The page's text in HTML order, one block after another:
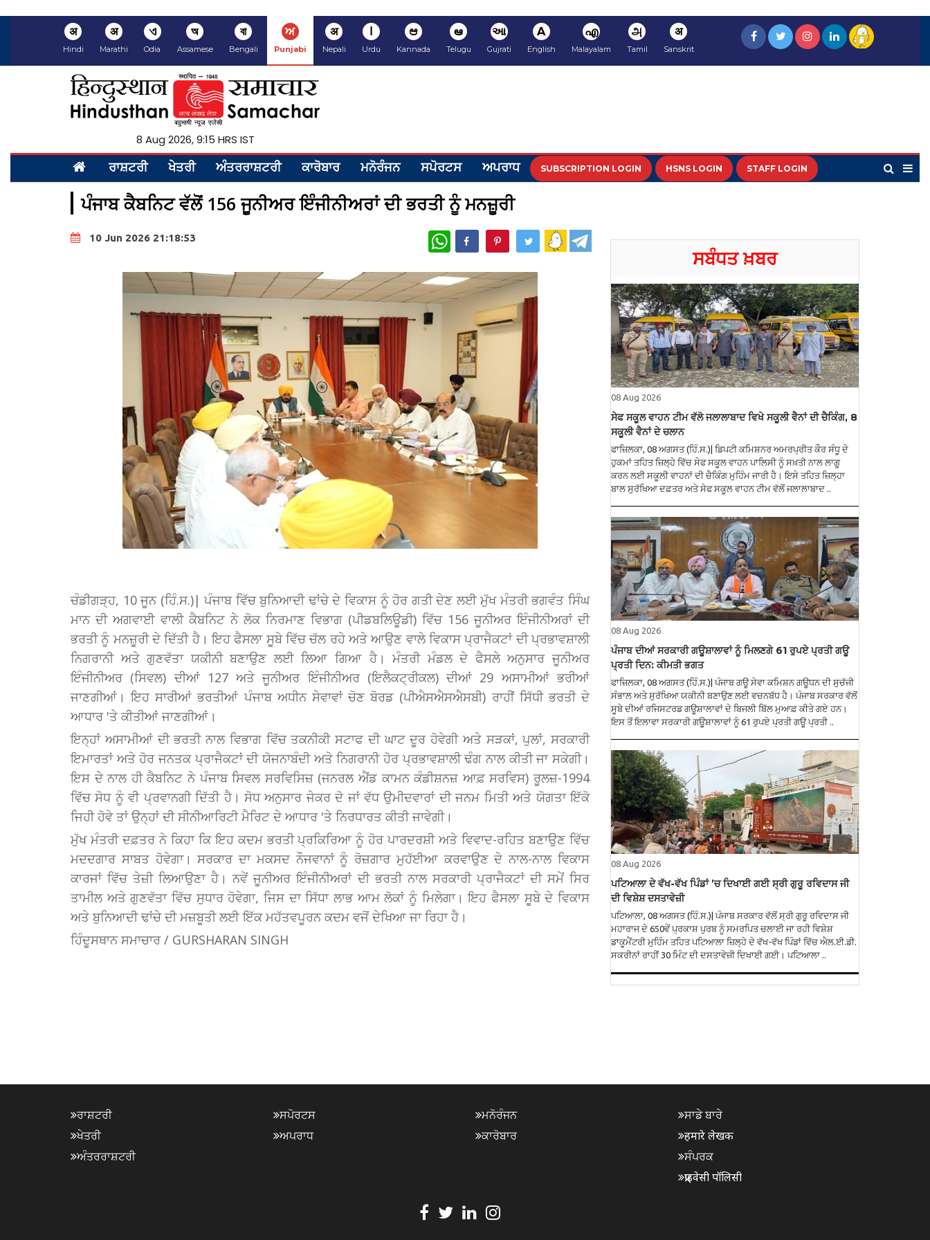
अ
Hindi
अ
Marathi
ଏ
Odia
অ
Assamese
বা
Bengali
ਅ
Punjabi
अ
Nepali
ا
Urdu
ಆ
Kannada
ఆ
Telugu
આ
Gujrati
A
English
എ
Malayalam
அ
Tamil
अ
Sanskrit
8 Aug 2026, 9:15 HRS IST
ਰਾਸ਼ਟਰੀ ਖੇਤਰੀ ਅੰਤਰਰਾਸ਼ਟਰੀ ਕਾਰੋਬਾਰ ਮਨੋਰੰਜਨ ਸਪੋਰਟਸ ਅਪਰਾਧ SUBSCRIPTION LOGIN HSNS LOGIN STAFF LOGIN
ਪੰਜਾਬ ਕੈਬਨਿਟ ਵੱਲੋਂ 156 ਜੂਨੀਅਰ ਇੰਜੀਨੀਅਰਾਂ ਦੀ ਭਰਤੀ ਨੂੰ ਮਨਜ਼ੂਰੀ
10 Jun 2026 21:18:53 WhatsApp
ਚੰਡੀਗੜ੍ਹ, 10 ਜੂਨ (ਹਿੰ.ਸ.)| ਪੰਜਾਬ ਵਿੱਚ ਬੁਨਿਆਦੀ ਢਾਂਚੇ ਦੇ ਵਿਕਾਸ ਨੂੰ ਹੋਰ ਗਤੀ ਦੇਣ ਲਈ ਮੁੱਖ ਮੰਤਰੀ ਭਗਵੰਤ ਸਿੰਘ
ਮਾਨ ਦੀ ਅਗਵਾਈ ਵਾਲੀ ਕੈਬਨਿਟ ਨੇ ਲੋਕ ਨਿਰਮਾਣ ਵਿਭਾਗ (ਪੀਡਬਲਿਊਡੀ) ਵਿੱਚ 156 ਜੂਨੀਅਰ ਇੰਜੀਨੀਅਰਾਂ ਦੀ
ਭਰਤੀ ਨੂੰ ਮਨਜ਼ੂਰੀ ਦੇ ਦਿੱਤੀ ਹੈ। ਇਹ ਫੈਸਲਾ ਸੂਬੇ ਵਿੱਚ ਚੱਲ ਰਹੇ ਅਤੇ ਆਉਣ ਵਾਲੇ ਵਿਕਾਸ ਪ੍ਰਾਜੈਕਟਾਂ ਦੀ ਪ੍ਰਭਾਵਸ਼ਾਲੀ
ਨਿਗਰਾਨੀ ਅਤੇ ਗੁਣਵੱਤਾ ਯਕੀਨੀ ਬਣਾਉਣ ਲਈ ਲਿਆ ਗਿਆ ਹੈ। ਮੰਤਰੀ ਮੰਡਲ ਦੇ ਫੈਸਲੇ ਅਨੁਸਾਰ ਜੂਨੀਅਰ
ਇੰਜੀਨੀਅਰ (ਸਿਵਲ) ਦੀਆਂ 127 ਅਤੇ ਜੂਨੀਅਰ ਇੰਜੀਨੀਅਰ (ਇਲੈਕਟ੍ਰੀਕਲ) ਦੀਆਂ 29 ਅਸਾਮੀਆਂ ਭਰੀਆਂ
ਜਾਣਗੀਆਂ। ਇਹ ਸਾਰੀਆਂ ਭਰਤੀਆਂ ਪੰਜਾਬ ਅਧੀਨ ਸੇਵਾਵਾਂ ਚੋਣ ਬੋਰਡ (ਪੀਐਸਐਸਐਸਬੀ) ਰਾਹੀਂ ਸਿੱਧੀ ਭਰਤੀ ਦੇ
ਆਧਾਰ 'ਤੇ ਕੀਤੀਆਂ ਜਾਣਗੀਆਂ।
ਇਨ੍ਹਾਂ ਅਸਾਮੀਆਂ ਦੀ ਭਰਤੀ ਨਾਲ ਵਿਭਾਗ ਵਿੱਚ ਤਕਨੀਕੀ ਸਟਾਫ ਦੀ ਘਾਟ ਦੂਰ ਹੋਵੇਗੀ ਅਤੇ ਸੜਕਾਂ, ਪੁਲਾਂ, ਸਰਕਾਰੀ
ਇਮਾਰਤਾਂ ਅਤੇ ਹੋਰ ਜਨਤਕ ਪ੍ਰਾਜੈਕਟਾਂ ਦੀ ਯੋਜਨਾਬੰਦੀ ਅਤੇ ਨਿਗਰਾਨੀ ਹੋਰ ਪ੍ਰਭਾਵਸ਼ਾਲੀ ਢੰਗ ਨਾਲ ਕੀਤੀ ਜਾ ਸਕੇਗੀ।
ਇਸ ਦੇ ਨਾਲ ਹੀ ਕੈਬਨਿਟ ਨੇ ਪੰਜਾਬ ਸਿਵਲ ਸਰਵਿਸਿਜ਼ (ਜਨਰਲ ਐਂਡ ਕਾਮਨ ਕੰਡੀਸ਼ਨਜ਼ ਆਫ਼ ਸਰਵਿਸ) ਰੂਲਜ਼-1994
ਵਿੱਚ ਸੋਧ ਨੂੰ ਵੀ ਪ੍ਰਵਾਨਗੀ ਦਿੱਤੀ ਹੈ। ਸੋਧ ਅਨੁਸਾਰ ਜੇਕਰ ਦੋ ਜਾਂ ਵੱਧ ਉਮੀਦਵਾਰਾਂ ਦੀ ਜਨਮ ਮਿਤੀ ਅਤੇ ਯੋਗਤਾ ਇੱਕੋ
ਜਿਹੀ ਹੋਵੇ ਤਾਂ ਉਨ੍ਹਾਂ ਦੀ ਸੀਨੀਆਰਿਟੀ ਮੈਰਿਟ ਦੇ ਆਧਾਰ 'ਤੇ ਨਿਰਧਾਰਤ ਕੀਤੀ ਜਾਵੇਗੀ।
ਮੁੱਖ ਮੰਤਰੀ ਦਫ਼ਤਰ ਨੇ ਕਿਹਾ ਕਿ ਇਹ ਕਦਮ ਭਰਤੀ ਪ੍ਰਕਿਰਿਆ ਨੂੰ ਹੋਰ ਪਾਰਦਰਸ਼ੀ ਅਤੇ ਵਿਵਾਦ-ਰਹਿਤ ਬਣਾਉਣ ਵਿੱਚ
ਮਦਦਗਾਰ ਸਾਬਤ ਹੋਵੇਗਾ। ਸਰਕਾਰ ਦਾ ਮਕਸਦ ਨੌਜਵਾਨਾਂ ਨੂੰ ਰੋਜ਼ਗਾਰ ਮੁਹੱਈਆ ਕਰਵਾਉਣ ਦੇ ਨਾਲ-ਨਾਲ ਵਿਕਾਸ
ਕਾਰਜਾਂ ਵਿੱਚ ਤੇਜ਼ੀ ਲਿਆਉਣਾ ਹੈ। ਨਵੇਂ ਜੂਨੀਅਰ ਇੰਜੀਨੀਅਰਾਂ ਦੀ ਭਰਤੀ ਨਾਲ ਸਰਕਾਰੀ ਪ੍ਰਾਜੈਕਟਾਂ ਦੀ ਸਮੇਂ ਸਿਰ
ਤਾਮੀਲ ਅਤੇ ਗੁਣਵੱਤਾ ਵਿੱਚ ਸੁਧਾਰ ਹੋਵੇਗਾ, ਜਿਸ ਦਾ ਸਿੱਧਾ ਲਾਭ ਆਮ ਲੋਕਾਂ ਨੂੰ ਮਿਲੇਗਾ। ਇਹ ਫੈਸਲਾ ਸੂਬੇ ਦੇ ਵਿਕਾਸ
ਅਤੇ ਬੁਨਿਆਦੀ ਢਾਂਚੇ ਦੀ ਮਜ਼ਬੂਤੀ ਲਈ ਇੱਕ ਮਹੱਤਵਪੂਰਨ ਕਦਮ ਵਜੋਂ ਦੇਖਿਆ ਜਾ ਰਿਹਾ ਹੈ।
ਹਿੰਦੂਸਥਾਨ ਸਮਾਚਾਰ / GURSHARAN SINGH
ਸਬੰਧਤ ਖ਼ਬਰ
08 Aug 2026
ਸੇਫ ਸਕੂਲ ਵਾਹਨ ਟੀਮ ਵੱਲੋ ਜਲਾਲਾਬਾਦ ਵਿਖੇ ਸਕੂਲੀ ਵੈਨਾਂ ਦੀ ਚੈਕਿੰਗ, 8
ਸਕੂਲੀ ਵੈਨਾਂ ਦੇ ਚਲਾਨ
ਫਾਜ਼ਿਲਕਾ, 08 ਅਗਸਤ (ਹਿੰ.ਸ.)| ਡਿਪਟੀ ਕਮਿਸ਼ਨਰ ਅਮਰਪ੍ਰੀਤ ਕੌਰ ਸੰਧੂ ਦੇ
ਹੁਕਮਾਂ ਤਹਿਤ ਜ਼ਿਲ੍ਹੇ ਵਿੱਚ ਸੇਫ ਸਕੂਲ ਵਾਹਨ ਪਾਲਿਸੀ ਨੂੰ ਸਖ਼ਤੀ ਨਾਲ ਲਾਗੂ
ਕਰਨ ਲਈ ਸਕੂਲੀ ਵਾਹਨਾਂ ਦੀ ਚੈਕਿੰਗ ਮੁਹਿੰਮ ਜਾਰੀ ਹੈ। ਇਸੇ ਤਹਿਤ ਜ਼ਿਲ੍ਹਾ
ਬਾਲ ਸੁਰੱਖਿਆ ਦਫ਼ਤਰ ਅਤੇ ਸੇਫ ਸਕੂਲ ਵਾਹਨ ਟੀਮ ਵੱਲੋਂ ਜਲਾਲਾਬਾਦ ..
08 Aug 2026
ਪੰਜਾਬ ਦੀਆਂ ਸਰਕਾਰੀ ਗਊਸ਼ਾਲਾਵਾਂ ਨੂੰ ਮਿਲਣਗੇ 61 ਰੁਪਏ ਪ੍ਰਤੀ ਗਊ
ਪ੍ਰਤੀ ਦਿਨ: ਕੀਮਤੀ ਭਗਤ
ਫਾਜ਼ਿਲਕਾ, 08 ਅਗਸਤ (ਹਿੰ.ਸ.)| ਪੰਜਾਬ ਗਊ ਸੇਵਾ ਕਮਿਸ਼ਨ ਗਊਧਨ ਦੀ ਸੁਚੱਜੀ
ਸੰਭਾਲ ਅਤੇ ਸੁਰੱਖਿਆ ਯਕੀਨੀ ਬਣਾਉਣ ਲਈ ਵਚਨਬੱਧ ਹੈ। ਪੰਜਾਬ ਸਰਕਾਰ ਵੱਲੋਂ
ਸੂਬੇ ਦੀਆਂ ਰਜਿਸਟਰਡ ਗਊਸ਼ਾਲਾਵਾਂ ਦੇ ਬਿਜਲੀ ਬਿੱਲ ਮੁਆਫ਼ ਕੀਤੇ ਗਏ ਹਨ।
ਇਸ ਤੋਂ ਇਲਾਵਾ ਸਰਕਾਰੀ ਗਊਸ਼ਾਲਾਵਾਂ ਨੂੰ 61 ਰੁਪਏ ਪ੍ਰਤੀ ਗਊ ਪ੍ਰਤੀ ..
08 Aug 2026
ਪਟਿਆਲਾ ਦੇ ਵੱਖ-ਵੱਖ ਪਿੰਡਾਂ ’ਚ ਦਿਖਾਈ ਗਈ ਸ੍ਰੀ ਗੁਰੂ ਰਵਿਦਾਸ ਜੀ
ਦੀ ਵਿਸ਼ੇਸ਼ ਦਸਤਾਵੇਜ਼ੀ
ਪਟਿਆਲਾ, 08 ਅਗਸਤ (ਹਿੰ.ਸ.)| ਪੰਜਾਬ ਸਰਕਾਰ ਵੱਲੋਂ ਸ੍ਰੀ ਗੁਰੂ ਰਵਿਦਾਸ ਜੀ
ਮਹਾਰਾਜ ਦੇ 650ਵੇਂ ਪ੍ਰਕਾਸ਼ ਪੁਰਬ ਨੂੰ ਸਮਰਪਿਤ ਚਲਾਈ ਜਾ ਰਹੀ ਵਿਸ਼ੇਸ਼
ਡਾਕੂਮੈਂਟਰੀ ਮੁਹਿੰਮ ਤਹਿਤ ਪਟਿਆਲਾ ਜ਼ਿਲ੍ਹੇ ਦੇ ਵੱਖ-ਵੱਖ ਪਿੰਡਾਂ ਵਿੱਚ ਐਲ.ਈ.ਡੀ.
ਸਕਰੀਨਾਂ ਰਾਹੀਂ 30 ਮਿੰਟ ਦੀ ਦਸਤਾਵੇਜ਼ੀ ਦਿਖਾਈ ਗਈ। ਪਟਿਆਲਾ ..
ਰਾਸ਼ਟਰੀ
ਖੇਤਰੀ
ਅੰਤਰਰਾਸ਼ਟਰੀ
ਸਪੋਰਟਸ
ਅਪਰਾਧ
ਮਨੋਰੰਜਨ
ਕਾਰੋਬਾਰ
ਸਾਡੇ ਬਾਰੇ
हमारे लेखक
ਸੰਪਰਕ
प्राइवेसी पॉलिसी